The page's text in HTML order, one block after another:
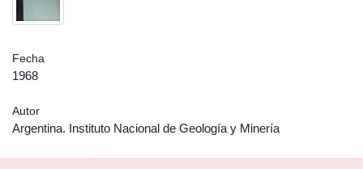
Fecha
1968
Autor
Argentina. Instituto Nacional de Geología y Minería